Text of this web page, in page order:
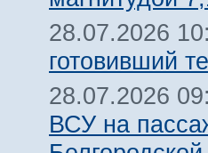
28.07.2026
готовивший
28.07.2026
ВСУ на